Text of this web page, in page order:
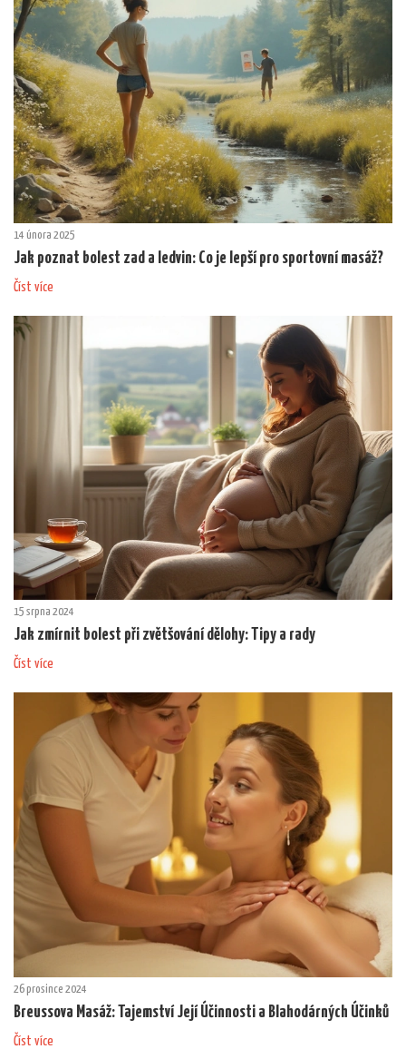
14 února 2025
Jak poznat bolest zad a ledvin: Co je lepší pro sportovní masáž?
Číst více
15 srpna 2024
Jak zmírnit bolest při zvětšování dělohy: Tipy a rady
Číst více
26 prosince 2024
Breussova Masáž: Tajemství Její Účinnosti a Blahodárných Účinků
Číst více